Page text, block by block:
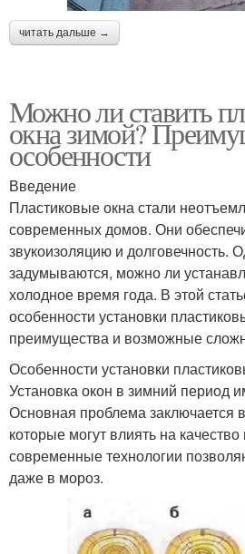
читать дальше →
Можно ли ставить
окна зимой?
особенности
Введение
Пластиковые окна стали
современных домов. Они
звукоизоляцию и долговечность.
задумываются, можно ли
холодное время года. В этой
особенности установки
преимущества и возможные
Особенности установки
Установка окон в зимний период
Основная проблема заключается
которые могут влиять на
современные технологии
даже в мороз.